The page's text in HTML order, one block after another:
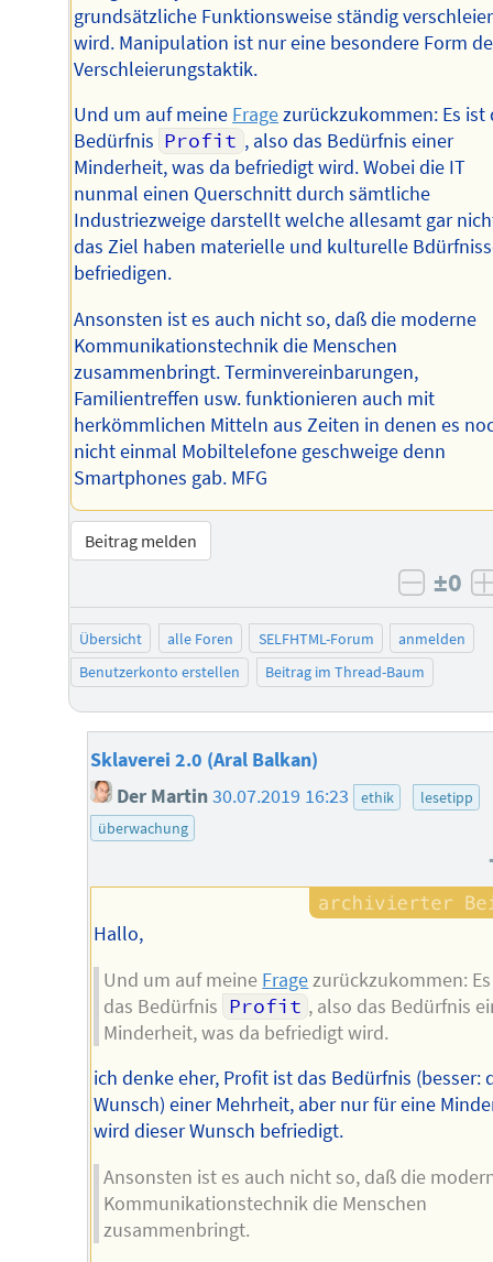
grundsätzliche Funktionsweise ständig
wird. Manipulation ist nur eine besondere Form
Verschleierungstaktik.
Und um auf meine Fragezurückzukommen: Es ist
Bedürfnis Profit , also das Bedürfnis einer
Minderheit, was da befriedigt wird. Wobei die IT
nunmal einen Querschnitt durch sämtliche
Industriezweige darstellt welche allesamt gar
das Ziel haben materielle und kulturelle
befriedigen.
Ansonsten ist es auch nicht so, daß die moderne
Kommunikationstechnik die Menschen
zusammenbringt. Terminvereinbarungen,
Familientreffen usw. funktionieren auch mit
herkömmlichen Mitteln aus Zeiten in denen es
nicht einmal Mobiltelefone geschweige denn
Smartphones gab. MFG
Beitrag melden
±0
Übersicht alle Foren SELFHTML-Forum
anmelden
Benutzerkonto erstellen
Beitrag im Thread-Baum
Sklaverei 2.0 (Aral Balkan)
Der Martin30.07.2019 16:23 ethik
lesetipp
überwachung
Hallo,
Und um auf meine Fragezurückzukommen:
das Bedürfnis Profit , also das Bedürfnis
Minderheit, was da befriedigt wird.
ich denke eher, Profit ist das Bedürfnis (besser:
Wunsch) einer Mehrheit, aber nur für eine
wird dieser Wunsch befriedigt.
Ansonsten ist es auch nicht so, daß die
Kommunikationstechnik die Menschen
zusammenbringt.